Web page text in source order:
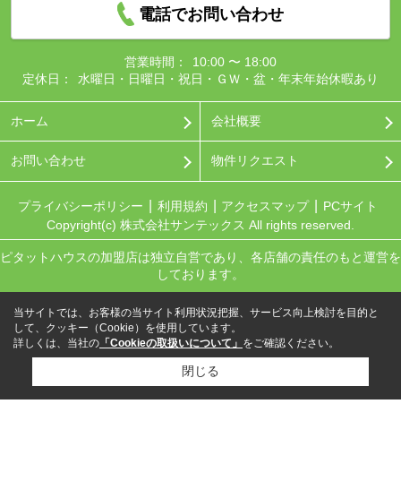
電話でお問い合わせ
営業時間：
10:00 〜 18:00
定休日：
水曜日・日曜日・祝日・ＧＷ・盆・年末年始休暇あり
ホーム 会社概要
お問い合わせ 物件リクエスト
プライバシーポリシー 利用規約 アクセスマップ
PCサイト
Copyright(c) 株式会社サンテックス All rights reserved.
ピタットハウスの加盟店は独立自営であり、各店舗の責任のもと運営を
しております。
当サイトでは、お客様の当サイト利用状況把握、サービス向上検討を目的と
して、クッキー（Cookie）を使用しています。
詳しくは、当社の 「Cookieの取扱いについて」 をご確認ください。
閉じる